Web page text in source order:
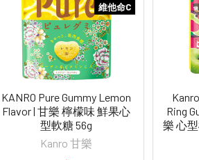
維他命C
KANRO Pure Gummy Lemon
Flavor | 甘樂 檸檬味 鮮果心
型軟糖 56g
Kanro 甘樂
Ring
樂 心